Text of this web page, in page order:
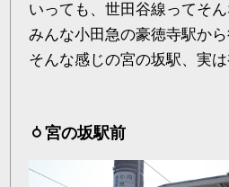
いっても、世田谷線ってそん
みんな小田急の豪徳寺駅から
そんな感じの宮の坂駅、実は
宮の坂駅前